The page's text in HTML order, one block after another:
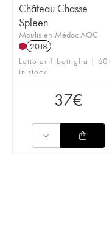
Château Chasse
Spleen
Moulis-en-Médoc AOC
2018
Lotto di 1 bottiglia | 60+
in stock
37€